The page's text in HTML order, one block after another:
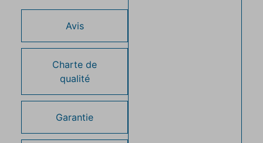
Avis
Charte de
qualité
Garantie